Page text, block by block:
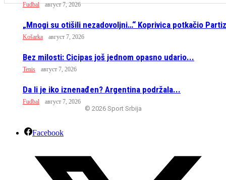
Fudbal август 7, 2026
„Mnogi su otišili nezadovoljni…“ Koprivica potkačio
Košarka август 7, 2026
Bez milosti: Cicipas još jednom opasno udario...
Tenis август 7, 2026
Da li je iko iznenađen? Argentina podržala...
Fudbal август 7, 2026
© 2026 Sport Srbija
Facebook